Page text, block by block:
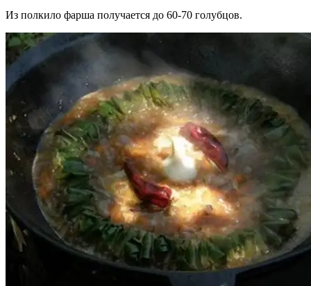
Из полкило фарша получается до 60-70 голубцов.